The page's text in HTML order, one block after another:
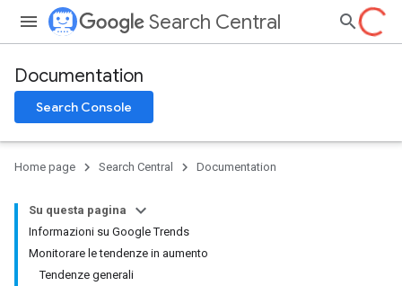
Search Central
Documentation
Search Console
Home page Search Central Documentation
Su questa pagina
Informazioni su Google Trends
Monitorare le tendenze in aumento
Tendenze generali